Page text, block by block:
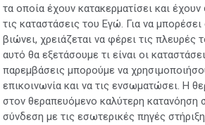
τα οποία έχουν κατακερματίσει και
τις καταστάσεις του Εγώ. Για να
βιώνει, χρειάζεται να φέρει τις πλευρές
αυτό θα εξετάσουμε τι είναι οι
παρεμβάσεις μπορούμε να
επικοινωνία και να τις ενσωματώσει. Η
στον θεραπευόμενο καλύτερη
σύνδεση με τις εσωτερικές πηγές